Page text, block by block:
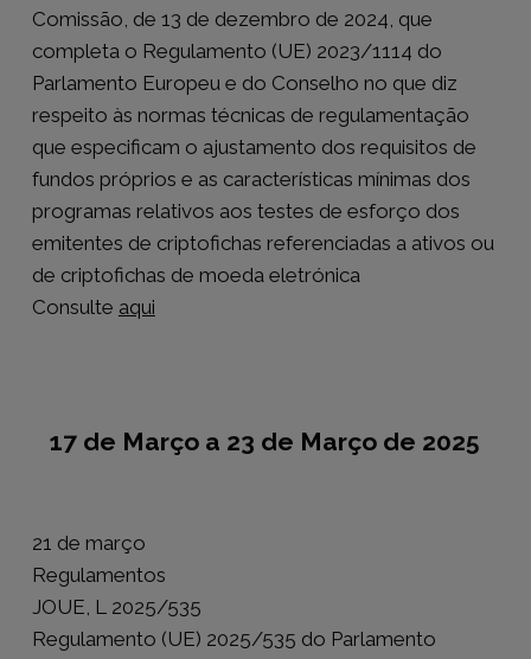
Comissão, de 13 de dezembro de 2024, que
completa o Regulamento (UE) 2023/1114 do
Parlamento Europeu e do Conselho no que diz
respeito às normas técnicas de regulamentação
que especificam o ajustamento dos requisitos de
fundos próprios e as características mínimas dos
programas relativos aos testes de esforço dos
emitentes de criptofichas referenciadas a ativos ou
de criptofichas de moeda eletrónica
Consulte aqui
17 de Março a 23 de Março de 2025
21 de março
Regulamentos
JOUE, L 2025/535
Regulamento (UE) 2025/535 do Parlamento